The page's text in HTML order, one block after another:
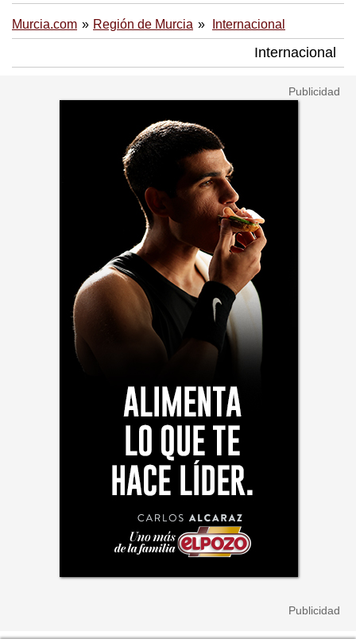
Murcia.com Región de Murcia Internacional
Internacional